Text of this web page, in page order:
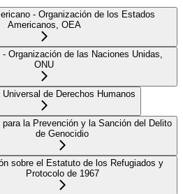
- Organización de los Estados
Americanos, OEA
Organización de las Naciones Unidas,
ONU
Universal de Derechos Humanos
para la Prevención y la Sanción del Delito
de Genocidio
sobre el Estatuto de los Refugiados y
Protocolo de 1967